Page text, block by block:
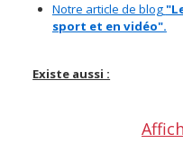
Notre article de blog
sport et en vidéo".
Existe aussi :
Leica SL3-S - boitier nu
Leica SL3-S + Vario-